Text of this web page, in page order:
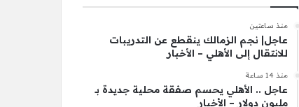
منذ ساعتين
عاجل| نجم الزمالك ينقطع عن التدريبات
للانتقال إلى الأهلي – الأخبار
منذ 14 ساعة
عاجل .. الأهلي يحسم صفقة محلية جديدة بـ
مليون دولار – الأخبار